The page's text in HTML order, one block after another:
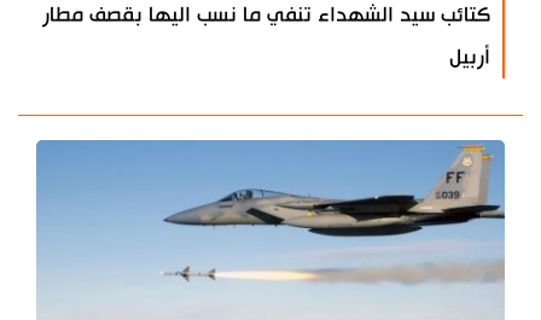
كتائب سيد الشهداء تنفي ما نسب اليها بقصف مطار
أربيل